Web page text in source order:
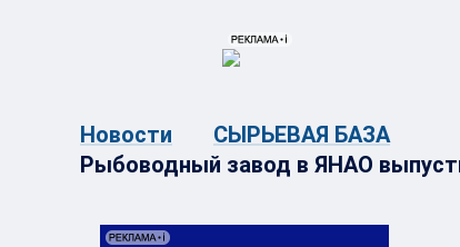
Новости
СЫРЬЕВАЯ БАЗА
Рыбоводный завод в ЯНАО